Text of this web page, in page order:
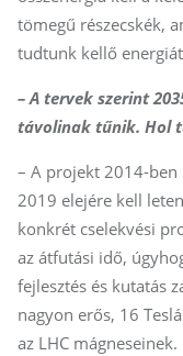
tömegű részecskék,
tudtunk kellő
– A tervek szerint
távolinak tűnik. Hol
– A projekt 2014-ben
2019 elejére kell
konkrét cselekvési
az átfutási idő,
fejlesztés és kutatás
nagyon erős, 16
az LHC